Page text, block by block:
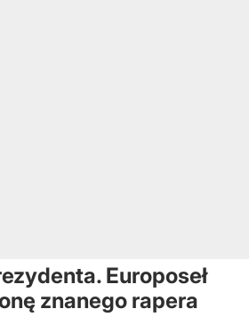
Europoseł
znanego rapera